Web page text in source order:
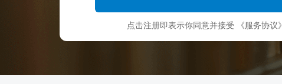
点击注册即表示你同意并接受 《服务协议》